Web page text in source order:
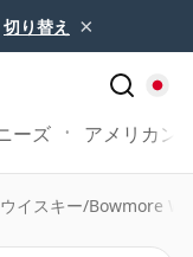
切り替え ×
ーズ アメリカン
イスキー/Bowmore